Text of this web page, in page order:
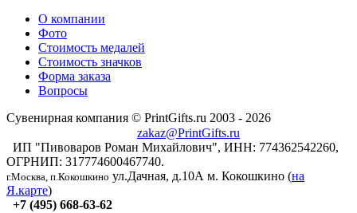
О компании
Фото
Стоимость медалей
Стоимость значков
Форма заказа
Вопросы
Сувенирная компания © PrintGifts.ru 2003 - 2026
zakaz@PrintGifts.ru
ИП "Пивоваров Роман Михайлович", ИНН: 774362542260,
ОГРНИП: 317774600467740.
г.Москва, п.Кокошкино ул.Дачная, д.10А м. Кокошкино (на
Я.карте)
+7 (495) 668-63-62